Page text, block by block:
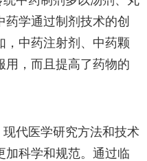
学通过制剂技术的创
，中药注射剂、中药颗
用，而且提高了药物的
代医学研究方法和技术
加科学和规范。通过临